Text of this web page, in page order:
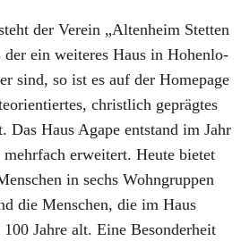
der Ver­ein „Alten­heim Stet­ten
der ein wei­te­res Haus in Hohen­lo­
sind, so ist es auf der Home­page
christ­lich gepräg­tes
Das Haus Aga­pe ent­stand im Jahr
erwei­tert. Heu­te bie­tet
in sechs Wohn­grup­pen
die Men­schen, die im Haus
Jah­re alt. Eine Beson­der­heit